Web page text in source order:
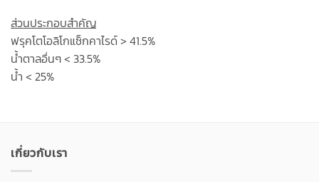
ส่วนประกอบสำคัญ
ฟรุคโตโอลิโกแซ็กคาไรด์ > 41.5%
น้ำตาลอื่นๆ < 33.5%
น้ำ < 25%
เกี่ยวกับเรา